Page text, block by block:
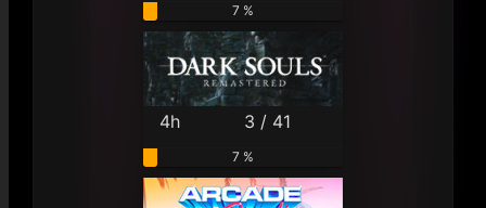
7 %
4h 3 / 41
7 %